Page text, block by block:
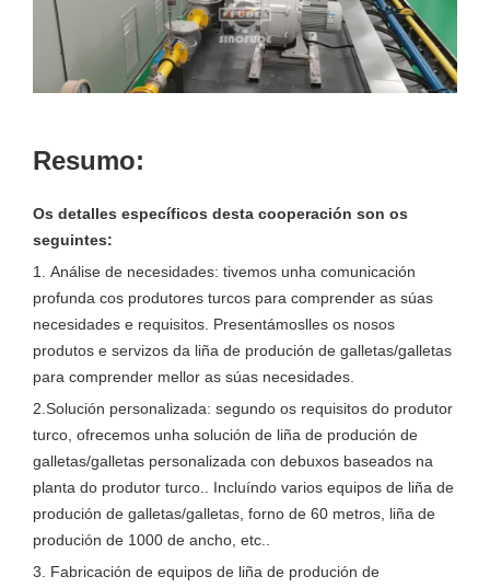
Resumo:
Os detalles específicos desta cooperación son os
seguintes:
1. Análise de necesidades: tivemos unha comunicación
profunda cos produtores turcos para comprender as súas
necesidades e requisitos. Presentámoslles os nosos
produtos e servizos da liña de produción de galletas/galletas
para comprender mellor as súas necesidades.
2.Solución personalizada: segundo os requisitos do produtor
turco, ofrecemos unha solución de liña de produción de
galletas/galletas personalizada con debuxos baseados na
planta do produtor turco.. Incluíndo varios equipos de liña de
produción de galletas/galletas, forno de 60 metros, liña de
produción de 1000 de ancho, etc..
3. Fabricación de equipos de liña de produción de